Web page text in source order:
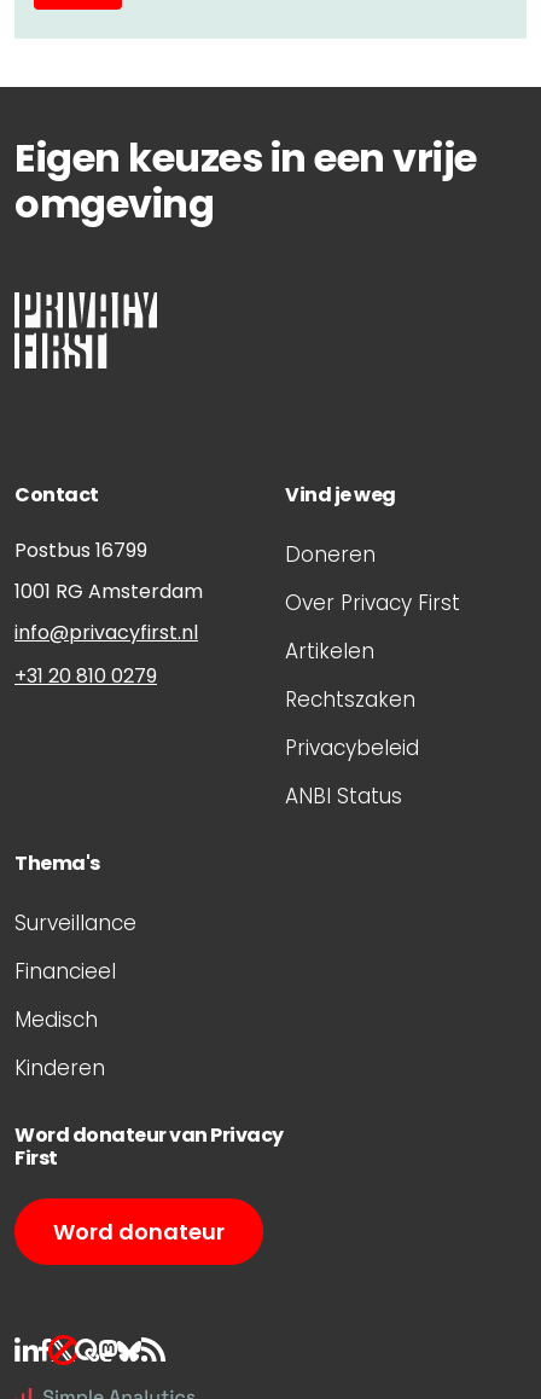
Eigen keuzes in een vrije
omgeving
Contact
Postbus 16799
1001 RG Amsterdam
info@privacyfirst.nl
+31 20 810 0279
Vind je weg
Doneren
Over Privacy First
Artikelen
Rechtszaken
Privacybeleid
ANBI Status
Thema's
Surveillance
Financieel
Medisch
Kinderen
Word donateur van Privacy
First
Word donateur